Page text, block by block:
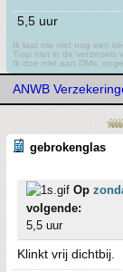
5,5 uur
Ik laat me niet nog een
Trap niet in de verzinsels
Ik doe niet aan DMs,
ANWB
gebrokenglas
Op
volgende:
5,5 uur
Klinkt vrij dichtbij.